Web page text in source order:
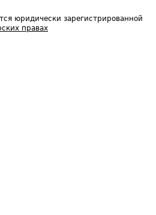
юридически зарегистрированной
правах